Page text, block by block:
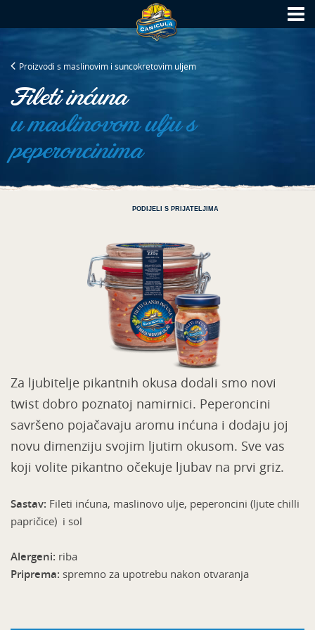
Proizvodi s maslinovim i suncokretovim uljem
Fileti inćuna
u maslinovom ulju s
peperoncinima
PODIJELI S PRIJATELJIMA
Za ljubitelje pikantnih okusa dodali smo novi
twist dobro poznatoj namirnici. Peperoncini
savršeno pojačavaju aromu inćuna i dodaju joj
novu dimenziju svojim ljutim okusom. Sve vas
koji volite pikantno očekuje ljubav na prvi griz.
Sastav: Fileti inćuna, maslinovo ulje, peperoncini (ljute chilli
papričice) i sol
Alergeni: riba
Priprema: spremno za upotrebu nakon otvaranja